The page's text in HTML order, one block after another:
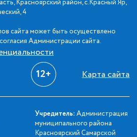
Красноярский район, с.Красный Яр,
4
сайта может быть осуществлено
Администрации сайта.
12+ Карта сайта
Учредитель: Администрация
муниципального района
Красноярский Самарской